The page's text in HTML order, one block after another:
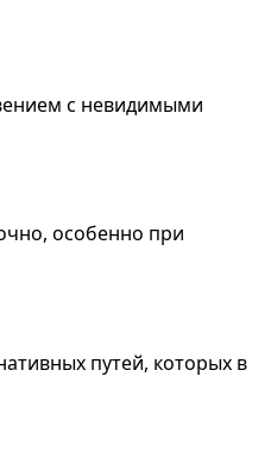
с невидимыми
особенно при
путей, которых в